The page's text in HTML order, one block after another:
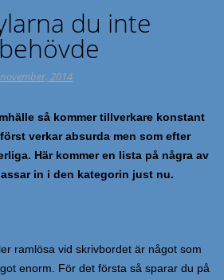
du inte
2014
så kommer tillverkare konstant
verkar absurda men som efter
Här kommer en lista på några av
in i den kategorin just nu.
ramlösa vid skrivbordet är något som
enorm. För det första så sparar du på